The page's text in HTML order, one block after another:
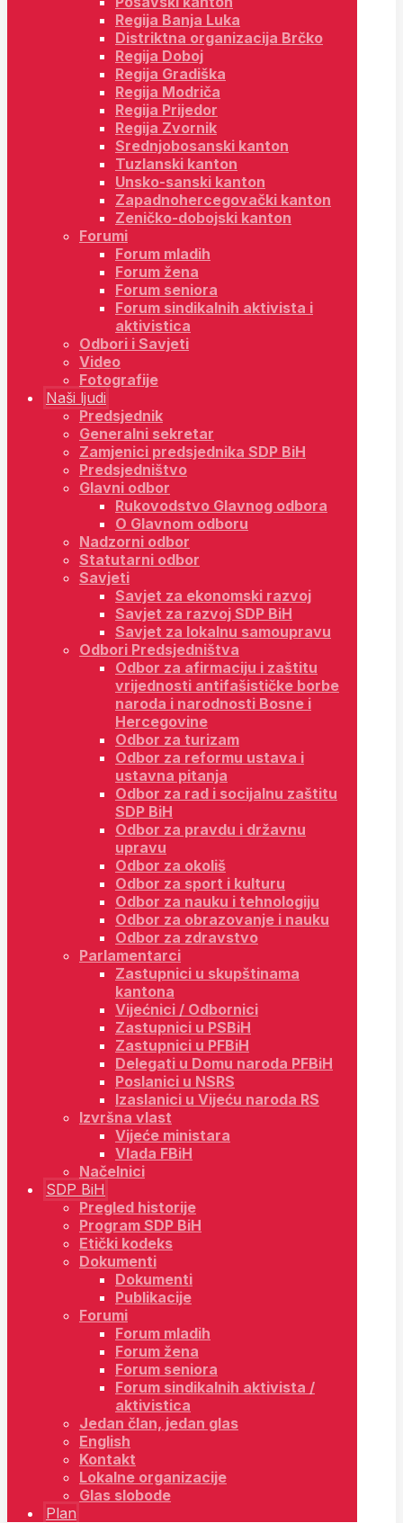
Regija Banja Luka
Distriktna organizacija Brčko
Regija Doboj
Regija Gradiška
Regija Modriča
Regija Prijedor
Regija Zvornik
Srednjobosanski kanton
Tuzlanski kanton
Unsko-sanski kanton
Zapadnohercegovački kanton
Zeničko-dobojski kanton
Forumi
Forum mladih
Forum žena
Forum seniora
Forum sindikalnih aktivista i
aktivistica
Odbori i Savjeti
Video
Fotografije
Naši ljudi
Predsjednik
Generalni sekretar
Zamjenici predsjednika SDP BiH
Predsjedništvo
Glavni odbor
Rukovodstvo Glavnog odbora
O Glavnom odboru
Nadzorni odbor
Statutarni odbor
Savjeti
Savjet za ekonomski razvoj
Savjet za razvoj SDP BiH
Savjet za lokalnu samoupravu
Odbori Predsjedništva
Odbor za afirmaciju i zaštitu
vrijednosti antifašističke borbe
naroda i narodnosti Bosne i
Hercegovine
Odbor za turizam
Odbor za reformu ustava i
ustavna pitanja
Odbor za rad i socijalnu zaštitu
SDP BiH
Odbor za pravdu i državnu
upravu
Odbor za okoliš
Odbor za sport i kulturu
Odbor za nauku i tehnologiju
Odbor za obrazovanje i nauku
Odbor za zdravstvo
Parlamentarci
Zastupnici u skupštinama
kantona
Vijećnici / Odbornici
Zastupnici u PSBiH
Zastupnici u PFBiH
Delegati u Domu naroda PFBiH
Poslanici u NSRS
Izaslanici u Vijeću naroda RS
Izvršna vlast
Vijeće ministara
Vlada FBiH
Načelnici
SDP BiH
Pregled historije
Program SDP BiH
Etički kodeks
Dokumenti
Dokumenti
Publikacije
Forumi
Forum mladih
Forum žena
Forum seniora
Forum sindikalnih aktivista /
aktivistica
Jedan član, jedan glas
English
Kontakt
Lokalne organizacije
Glas slobode
Plan